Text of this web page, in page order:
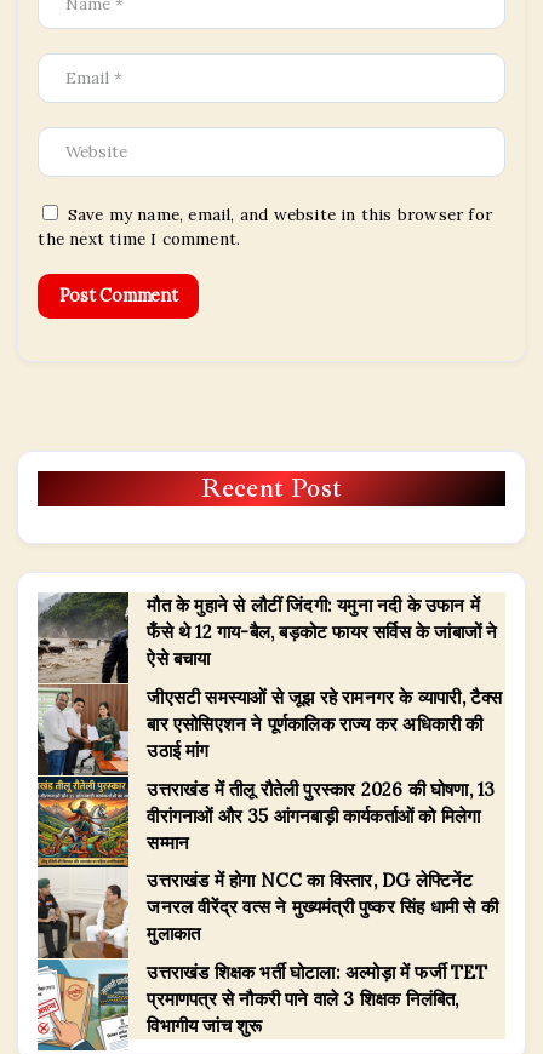
Save my name, email, and website in this browser for
the next time I comment.
Recent Post
मौत के मुहाने से लौटीं जिंदगी: यमुना नदी के उफान में
फँसे थे 12 गाय-बैल, बड़कोट फायर सर्विस के जांबाजों ने
ऐसे बचाया
जीएसटी समस्याओं से जूझ रहे रामनगर के व्यापारी, टैक्स
बार एसोसिएशन ने पूर्णकालिक राज्य कर अधिकारी की
उठाई मांग
उत्तराखंड में तीलू रौतेली पुरस्कार 2026 की घोषणा, 13
वीरांगनाओं और 35 आंगनबाड़ी कार्यकर्ताओं को मिलेगा
सम्मान
उत्तराखंड में होगा NCC का विस्तार, DG लेफ्टिनेंट
जनरल वीरेंद्र वत्स ने मुख्यमंत्री पुष्कर सिंह धामी से की
मुलाकात
उत्तराखंड शिक्षक भर्ती घोटाला: अल्मोड़ा में फर्जी TET
प्रमाणपत्र से नौकरी पाने वाले 3 शिक्षक निलंबित,
विभागीय जांच शुरू